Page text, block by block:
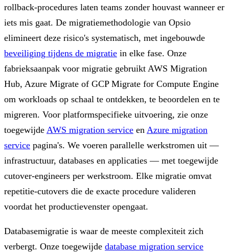
rollback-procedures laten teams zonder houvast wanneer er
iets mis gaat. De migratiemethodologie van Opsio
elimineert deze risico's systematisch, met ingebouwde
beveiliging tijdens de migratie in elke fase. Onze
fabrieksaanpak voor migratie gebruikt AWS Migration
Hub, Azure Migrate of GCP Migrate for Compute Engine
om workloads op schaal te ontdekken, te beoordelen en te
migreren. Voor platformspecifieke uitvoering, zie onze
toegewijde AWS migration service en Azure migration
service pagina's. We voeren parallelle werkstromen uit —
infrastructuur, databases en applicaties — met toegewijde
cutover-engineers per werkstroom. Elke migratie omvat
repetitie-cutovers die de exacte procedure valideren
voordat het productievenster opengaat.
Databasemigratie is waar de meeste complexiteit zich
verbergt. Onze toegewijde database migration service